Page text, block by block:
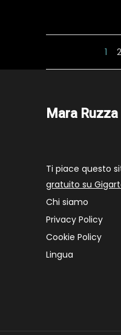
1 2
Mara Ruzza
Ti piace questo
gratuito su
Chi siamo
Privacy Policy
Cookie Policy
Lingua